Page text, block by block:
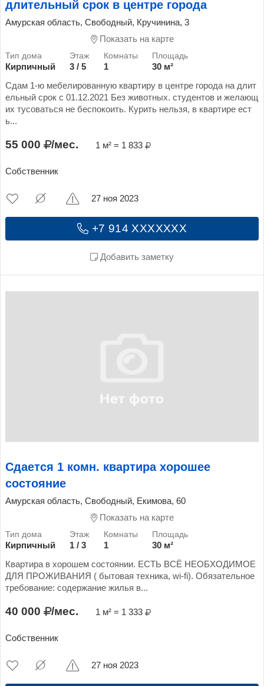
длительный срок в центре города
Амурская область, Свободный, Кручинина, 3
Показать на карте
Кирпичный 3 / 5 1
30 м²
Сдам 1-ю мебелированную квартиру в центре города на длит
ельный срок с 01.12.2021 Без животных. студентов и желающ
их тусоваться не беспокоить. Курить нельзя, в квартире ест
ь...
55 000 /мес. 1 м² = 1 833
Собственник
+7 914 XXXXXXX
Добавить заметку
27 ноя 2023
Сдается 1 комн. квартира хорошее
состояние
Амурская область, Свободный, Екимова, 60
Показать на карте
Кирпичный 1 / 3 1
30 м²
Квартира в хорошем состоянии. ЕСТЬ ВСЁ НЕОБХОДИМОЕ
ДЛЯ ПРОЖИВАНИЯ ( бытовая техника, wi-fi). Обязательное
требование: содержание жилья в...
40 000 /мес. 1 м² = 1 333
Собственник
27 ноя 2023